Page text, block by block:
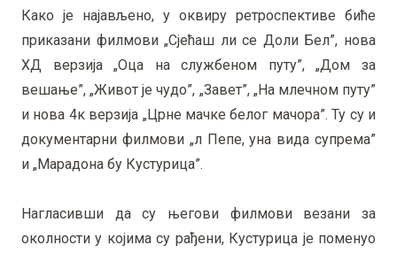
Како је најављено, у оквиру ретроспективе биће
приказани филмови „Сјећаш ли се Доли Бел”, нова
ХД верзија „Оца на службеном путу”, „Дом за
вешање”, „Живот је чудо”, „Завет”, „На млечном путу”
и нова 4к верзија „Црне мачке белог мачора”. Ту су и
документарни филмови „л Пепе, уна вида супрема”
и „Марадона бy Кустурица”.
Нагласивши да су његови филмови везани за
околности у којима су рађени, Кустурица је поменуо